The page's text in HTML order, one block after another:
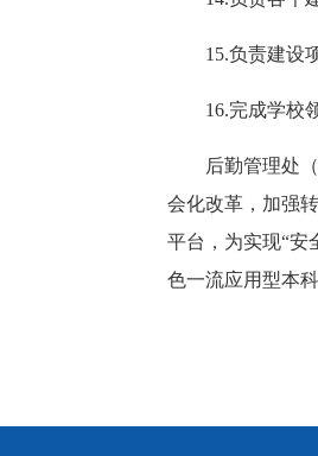
15.负责建设
16.完成学校
后勤管理处
会化改革，加强
平台，为实现“安
色一流应用型本